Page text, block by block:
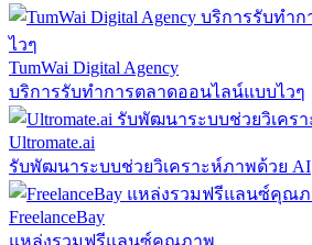
TumWai Digital Agency
บริการรับทำการตลาดออนไลน์แบบไวๆ
Ultromate.ai
รับพัฒนาระบบช่วยวิเคราะห์ภาพด้วย AI
FreelanceBay
แหล่งรวมฟรีแลนซ์คุณภาพ